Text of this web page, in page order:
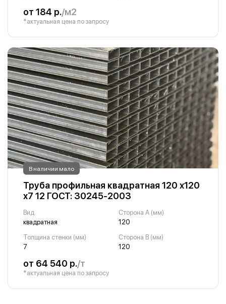
от 184 р./м2
*актуальная цена по запросу
В наличии мало
Труба профильная квадратная 120 х120
х7 12 ГОСТ: 30245-2003
Вид
квадратная
Сторона A (мм)
120
Толщина стенки (мм)
7
Сторона B (мм)
120
от 64 540 р./т
*актуальная цена по запросу